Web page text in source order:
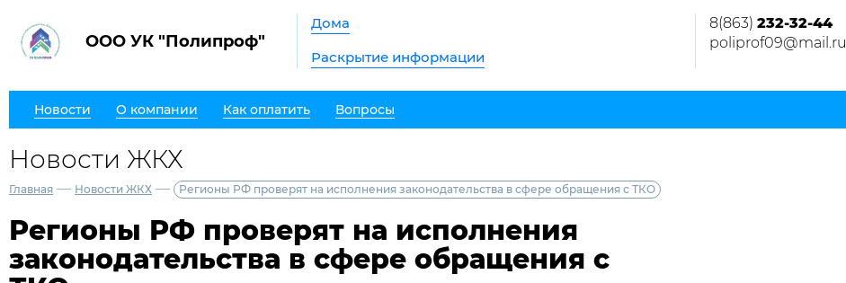
ООО УК "Полипроф"
Дома
Раскрытие информации
8(863) 232-32-44
poliprof09@mail.ru
Новости О компании Как оплатить Вопросы
Новости ЖКХ
Главная — Новости ЖКХ — Регионы РФ проверят на исполнения законодательства в сфере обращения с ТКО
Регионы РФ проверят на исполнения
законодательства в сфере обращения с